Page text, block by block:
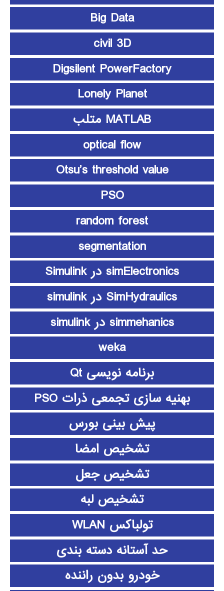
Big Data
civil 3D
Digsilent PowerFactory
Lonely Planet
MATLAB متلب
optical flow
Otsu’s threshold value
PSO
random forest
segmentation
simElectronics در Simulink
SimHydraulics در simulink
simmehanics در simulink
weka
برنامه نویسی Qt
بهنیه سازی تجمعی ذرات PSO
پیش بینی بورس
تشخیص امضا
تشخیص جعل
تشخیص لبه
تولباکس WLAN
حد آستانه دسته بندی
خودرو بدون راننده